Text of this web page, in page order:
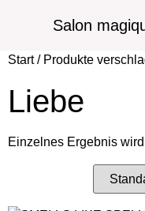
Salon
Start/ Produkte
Liebe
Einzelnes Ergebnis